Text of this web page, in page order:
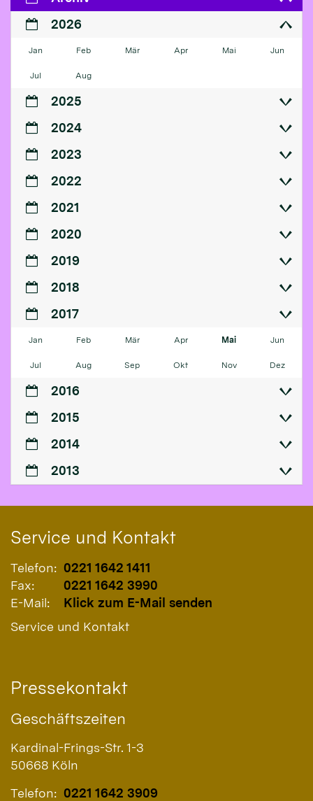
2026
Jan Feb Mär Apr Mai Jun
Jul Aug
2025
2024
2023
2022
2021
2020
2019
2018
2017
Jan Feb Mär Apr Mai Jun
Jul Aug Sep Okt Nov Dez
2016
2015
2014
2013
Service und Kontakt
Telefon: 0221 1642 1411
Fax:
0221 1642 3990
E-Mail:
Klick zum E-Mail senden
Service und Kontakt
Pressekontakt
Geschäftszeiten
Kardinal-Frings-Str. 1-3
50668 Köln
Telefon: 0221 1642 3909